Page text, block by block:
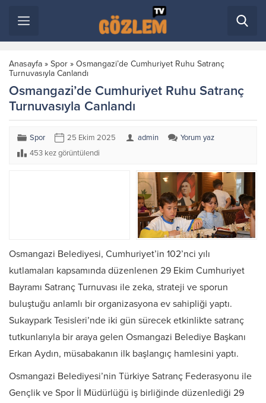
Anasayfa » Spor » Osmangazi’de Cumhuriyet Ruhu Satranç
Turnuvasıyla Canlandı
Osmangazi’de Cumhuriyet Ruhu Satranç
Turnuvasıyla Canlandı
Spor 25 Ekim 2025 admin
Yorum yaz
453 kez görüntülendi
Osmangazi Belediyesi, Cumhuriyet’in 102’nci yılı
kutlamaları kapsamında düzenlenen 29 Ekim Cumhuriyet
Bayramı Satranç Turnuvası ile zeka, strateji ve sporun
buluştuğu anlamlı bir organizasyona ev sahipliği yaptı.
Sukaypark Tesisleri’nde iki gün sürecek etkinlikte satranç
tutkunlarıyla bir araya gelen Osmangazi Belediye Başkanı
Erkan Aydın, müsabakanın ilk başlangıç hamlesini yaptı.
Osmangazi Belediyesi’nin Türkiye Satranç Federasyonu ile
Gençlik ve Spor İl Müdürlüğü iş birliğinde düzenlediği 29